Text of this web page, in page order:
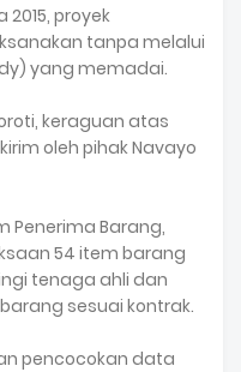
proyek
tanpa melalui
yang memadai.
keraguan atas
oleh pihak Navayo
Penerima Barang,
54 item barang
tenaga ahli dan
sesuai kontrak.
pencocokan data